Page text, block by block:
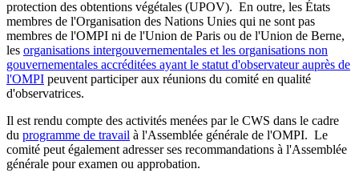
protection des obtentions végétales (UPOV). En outre, les États
membres de l'Organisation des Nations Unies qui ne sont pas
membres de l'OMPI ni de l'Union de Paris ou de l'Union de Berne,
les organisations intergouvernementales et les organisations non
gouvernementales accréditées ayant le statut d'observateur auprès de
l'OMPI peuvent participer aux réunions du comité en qualité
d'observatrices.
Il est rendu compte des activités menées par le CWS dans le cadre
du programme de travail à l'Assemblée générale de l'OMPI. Le
comité peut également adresser ses recommandations à l'Assemblée
générale pour examen ou approbation.